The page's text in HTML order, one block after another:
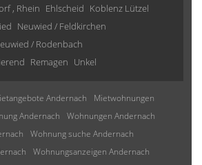
, Rhein Ehlscheid Koblenz Lützel
Neuwied / Feldkirchen
/ Rodenbach
Remagen Unkel
Andernach
Mietwohnungen
Andernach
Wohnungen Andernach
Wohnung suche Andernach
Wohnungsanzeigen Andernach